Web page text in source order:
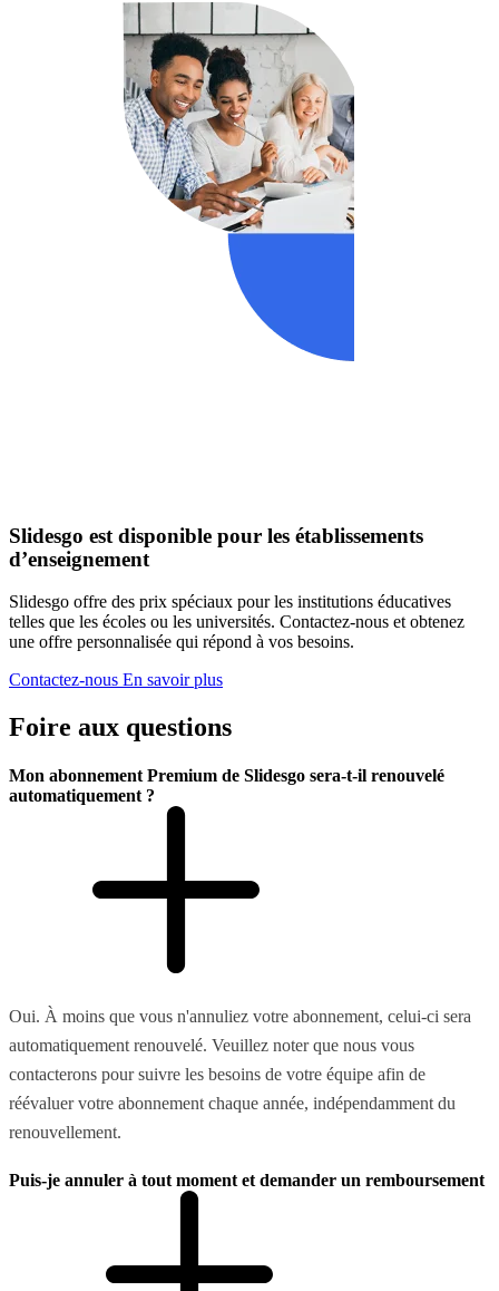
Slidesgo est disponible pour les établissements
d’enseignement
Slidesgo offre des prix spéciaux pour les institutions éducatives
telles que les écoles ou les universités. Contactez-nous et obtenez
une offre personnalisée qui répond à vos besoins.
Contactez-nous En savoir plus
Foire aux questions
Mon abonnement Premium de Slidesgo sera-t-il renouvelé
automatiquement ?
Oui. À moins que vous n'annuliez votre abonnement, celui-ci sera
automatiquement renouvelé. Veuillez noter que nous vous
contacterons pour suivre les besoins de votre équipe afin de
réévaluer votre abonnement chaque année, indépendamment du
renouvellement.
Puis-je annuler à tout moment et demander un remboursement